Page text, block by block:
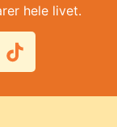
hele livet.